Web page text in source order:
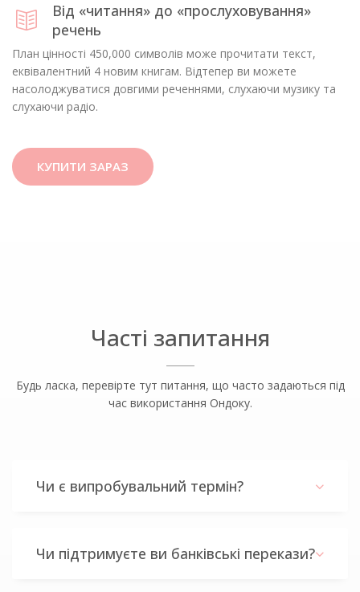
Від «читання» до «прослуховування»
речень
План цінності 450,000 символів може прочитати текст,
еквівалентний 4 новим книгам. Відтепер ви можете
насолоджуватися довгими реченнями, слухаючи музику та
слухаючи радіо.
КУПИТИ ЗАРАЗ
Часті запитання
Будь ласка, перевірте тут питання, що часто задаються під
час використання Ондоку.
Чи є випробувальний термін?
Чи підтримуєте ви банківські перекази?